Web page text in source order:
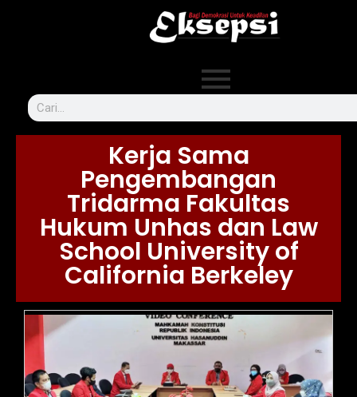
Kerja Sama
Pengembangan
Tridarma Fakultas
Hukum Unhas dan Law
School University of
California Berkeley